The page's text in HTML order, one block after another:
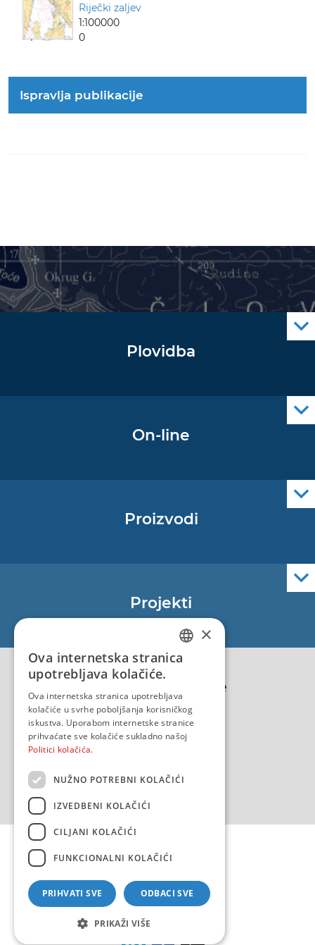
Riječki zaljev
1:100000
0
Ispravlja publikacije
Plovidba
On-line
Proizvodi
Projekti
EU - Projekt Core
EU - EU/IPA Projekt JASPPer
EU - Projekt NauTour
Politika kvalitete
Copyright 2026 by HHI
Design & development:
CROATIAN
×
Ova internetska stranica
upotrebljava kolačiće.
Ova internetska stranica upotrebljava
kolačiće u svrhe poboljšanja korisničkog
iskustva. Uporabom internetske stranice
prihvaćate sve kolačiće sukladno našoj
Politici kolačića.
NUŽNO POTREBNI KOLAČIĆI
IZVEDBENI KOLAČIĆI
CILJANI KOLAČIĆI
FUNKCIONALNI KOLAČIĆI
PRIHVATI SVE ODBACI SVE
PRIKAŽI VIŠE